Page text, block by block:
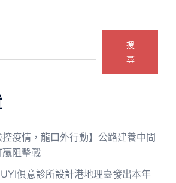
搜
尋
控疫情，龍口外行動】公路建養中間
阻擊戰
俱意診所設計港地理臺發出本年